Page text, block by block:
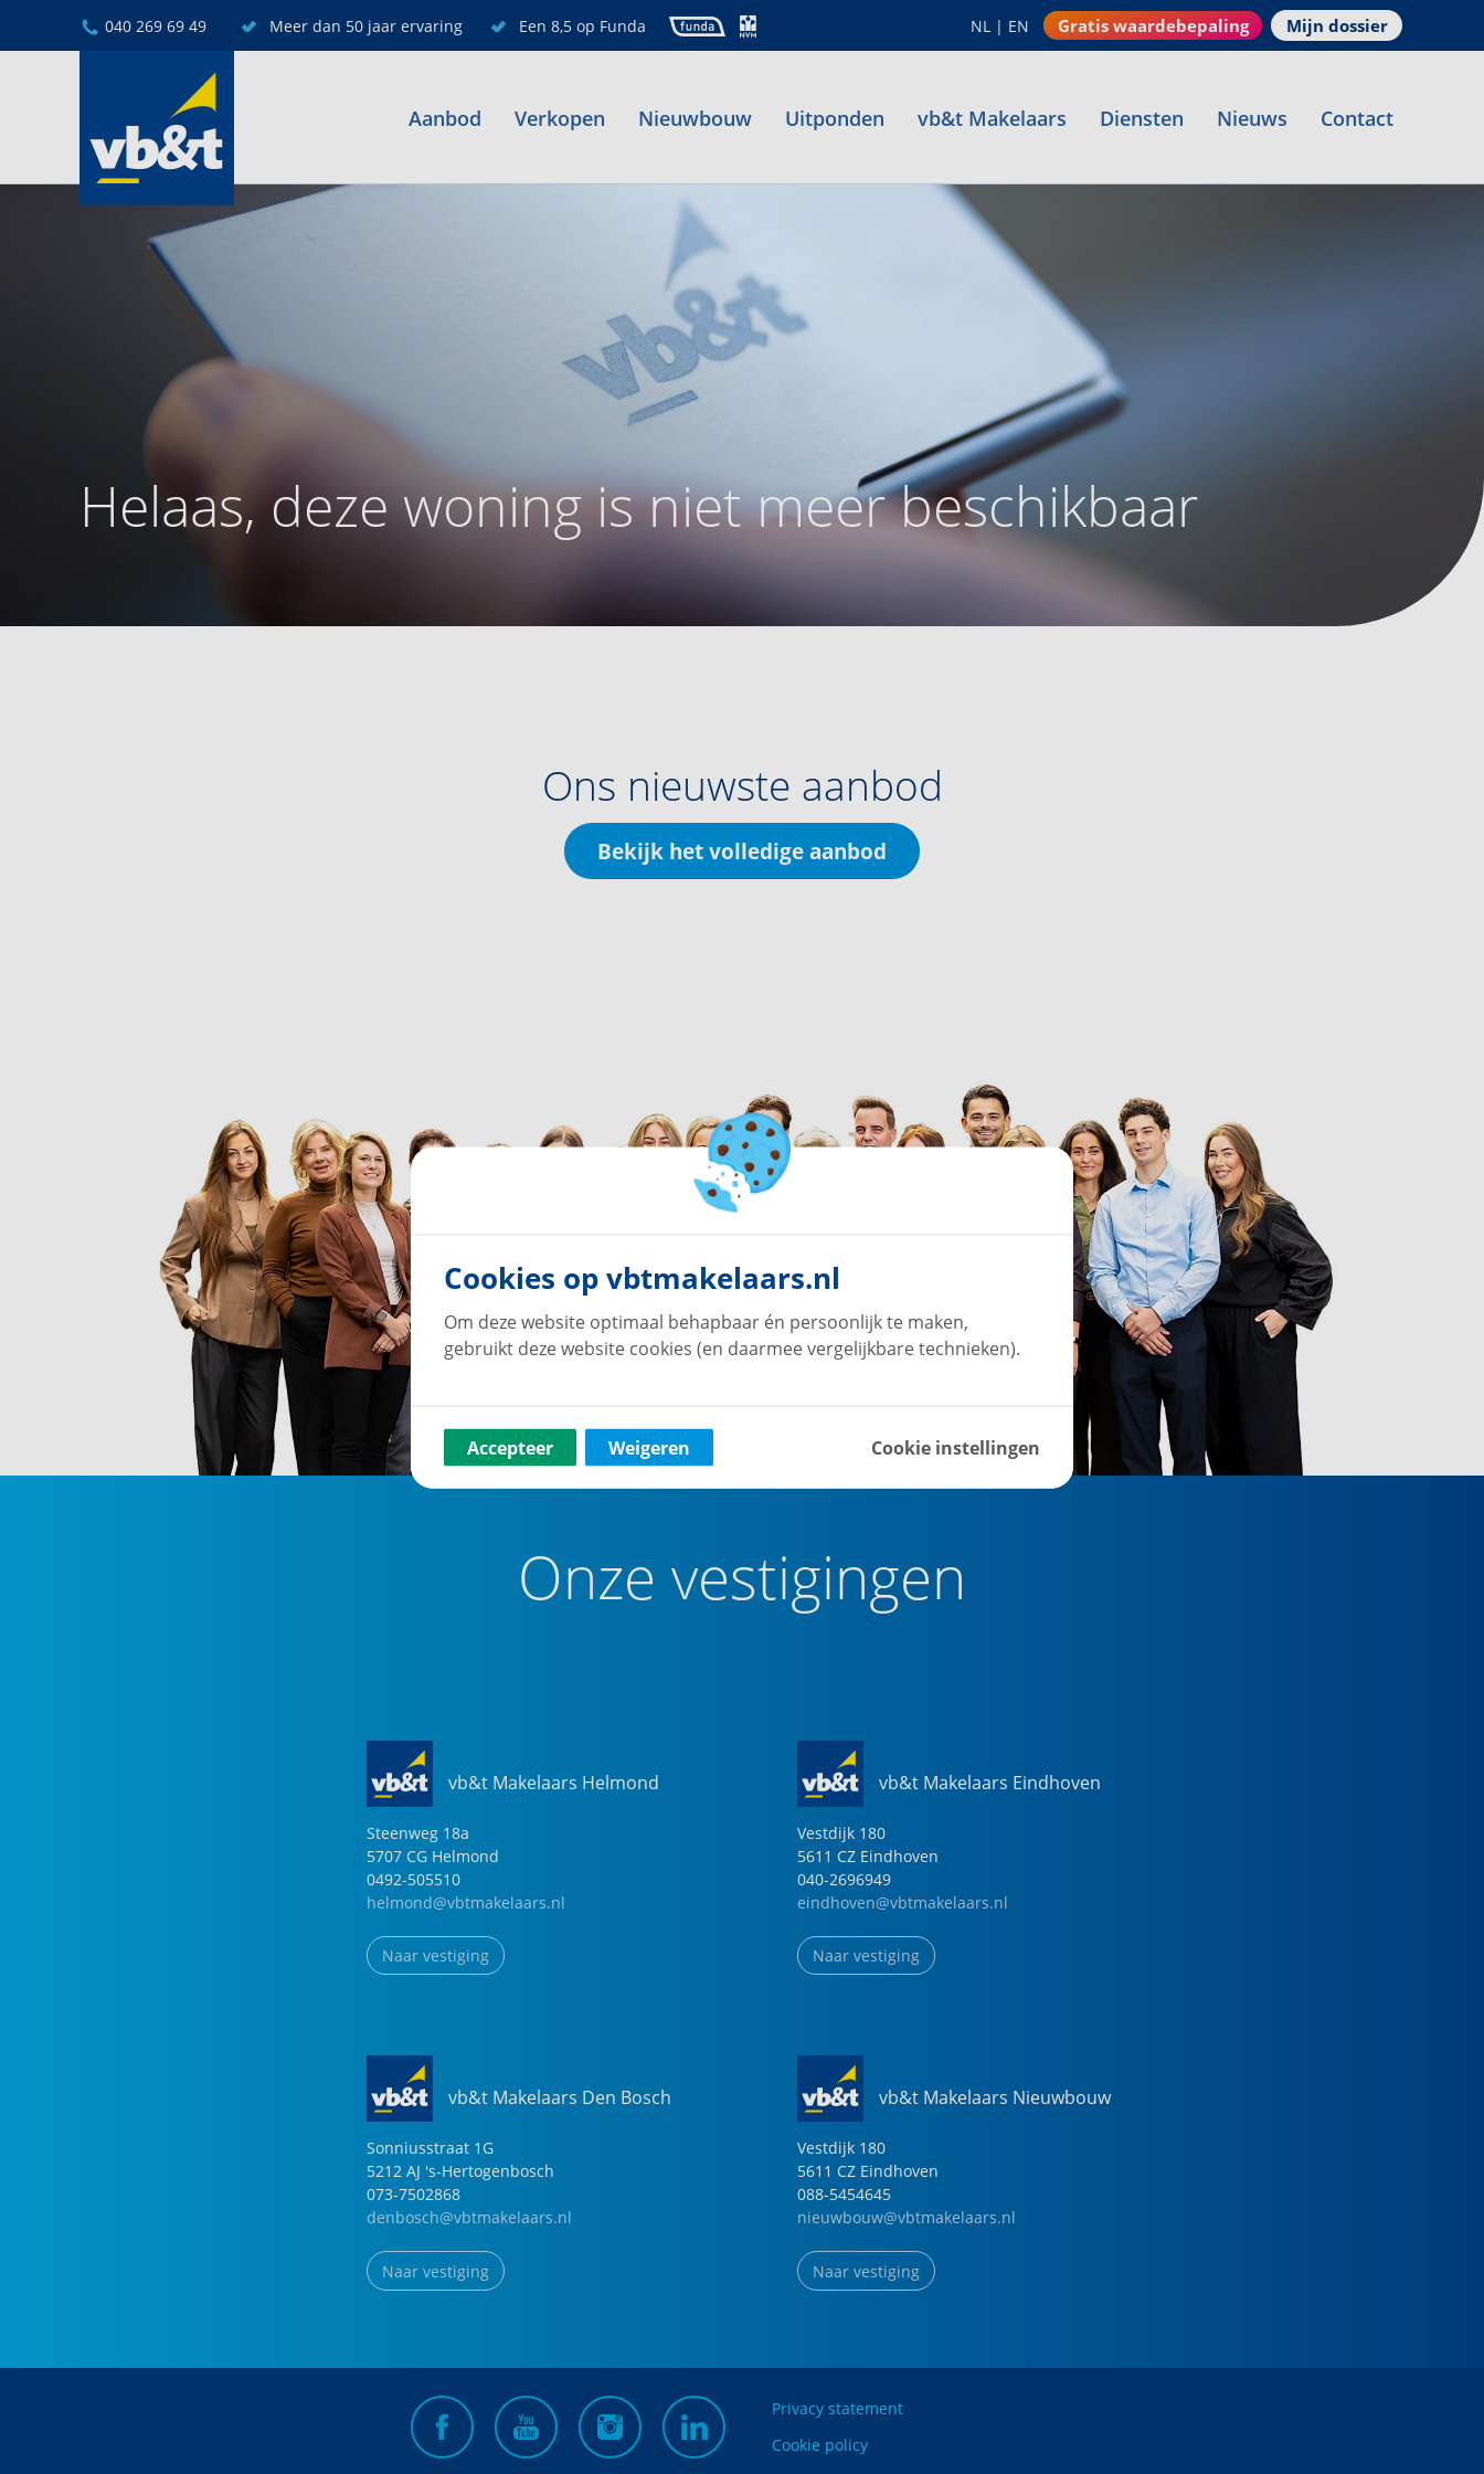
040 269 69 49 Meer dan 50 jaar ervaring Een 8,5 op Funda NL | EN Gratis waardebepaling Mijn dossier
Aanbod Verkopen Nieuwbouw Uitponden vb&t Makelaars Diensten Nieuws Contact
Helaas, deze woning is niet meer beschikbaar
Ons nieuwste aanbod
Bekijk het volledige aanbod
Onze vestigingen
vb&t Makelaars Helmond
Steenweg 18a
5707 CG Helmond
0492-505510
helmond@vbtmakelaars.nl
Naar vestiging
vb&t Makelaars Eindhoven
Vestdijk 180
5611 CZ Eindhoven
040-2696949
eindhoven@vbtmakelaars.nl
Naar vestiging
vb&t Makelaars Den Bosch
Sonniusstraat 1G
5212 AJ 's-Hertogenbosch
073-7502868
denbosch@vbtmakelaars.nl
Naar vestiging
vb&t Makelaars Nieuwbouw
Vestdijk 180
5611 CZ Eindhoven
088-5454645
nieuwbouw@vbtmakelaars.nl
Naar vestiging
Privacy statement
Cookie policy
Cookies op vbtmakelaars.nl
Om deze website optimaal behapbaar én persoonlijk te maken,
gebruikt deze website cookies (en daarmee vergelijkbare technieken).
Accepteer Weigeren Cookie instellingen